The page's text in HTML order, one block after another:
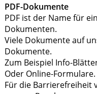
PDF-Dokumente
PDF ist der Name für
Dokumenten.
Viele Dokumente auf
Dokumente.
Zum Beispiel Info-
Oder Online-Formulare.
Für die Barrierefreiheit